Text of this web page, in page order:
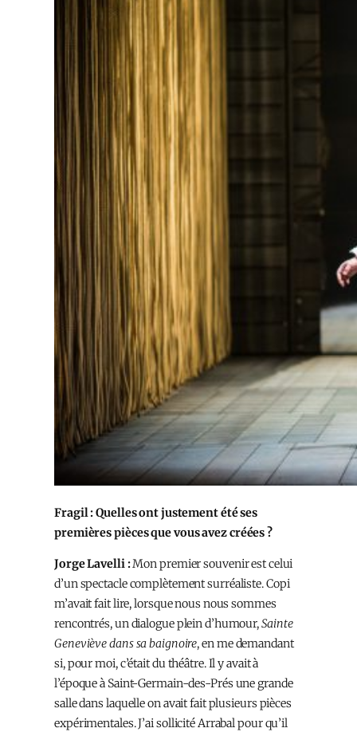
Fragil : Quelles ont justement été ses
premières pièces que vous avez créées ?
Jorge Lavelli :Mon premier souvenir est celui
d’un spectacle complètement surréaliste. Copi
m’avait fait lire, lorsque nous nous sommes
rencontrés, un dialogue plein d’humour,Sainte
Geneviève dans sa baignoire, en me demandant
si, pour moi, c’était du théâtre. Il y avait à
l’époque à Saint-Germain-des-Prés une grande
salle dans laquelle on avait fait plusieurs pièces
expérimentales. J’ai sollicité Arrabal pour qu’il